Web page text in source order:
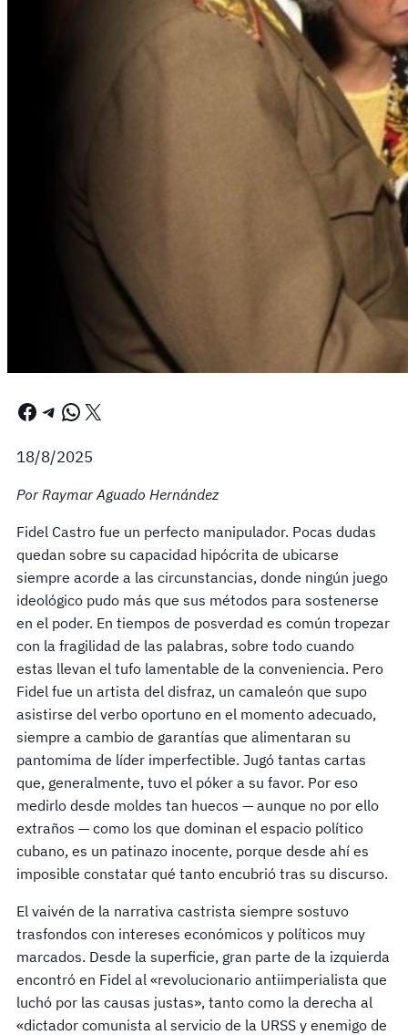
Facebook Telegram WhatsApp X
18/8/2025
Por Raymar Aguado Hernández
Fidel Castro fue un perfecto manipulador. Pocas dudas
quedan sobre su capacidad hipócrita de ubicarse
siempre acorde a las circunstancias, donde ningún juego
ideológico pudo más que sus métodos para sostenerse
en el poder. En tiempos de posverdad es común tropezar
con la fragilidad de las palabras, sobre todo cuando
estas llevan el tufo lamentable de la conveniencia. Pero
Fidel fue un artista del disfraz, un camaleón que supo
asistirse del verbo oportuno en el momento adecuado,
siempre a cambio de garantías que alimentaran su
pantomima de líder imperfectible. Jugó tantas cartas
que, generalmente, tuvo el póker a su favor. Por eso
medirlo desde moldes tan huecos — aunque no por ello
extraños — como los que dominan el espacio político
cubano, es un patinazo inocente, porque desde ahí es
imposible constatar qué tanto encubrió tras su discurso.
El vaivén de la narrativa castrista siempre sostuvo
trasfondos con intereses económicos y políticos muy
marcados. Desde la superficie, gran parte de la izquierda
encontró en Fidel al «revolucionario antiimperialista que
luchó por las causas justas», tanto como la derecha al
«dictador comunista al servicio de la URSS y enemigo de